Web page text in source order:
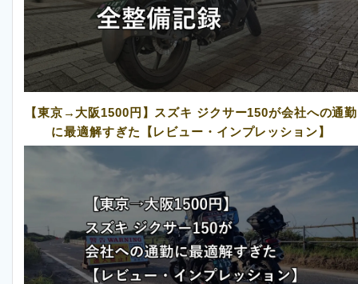
【東京→大阪1500円】スズキ ジクサー150が会社への通勤
に最適解すぎた【レビュー・インプレッション】